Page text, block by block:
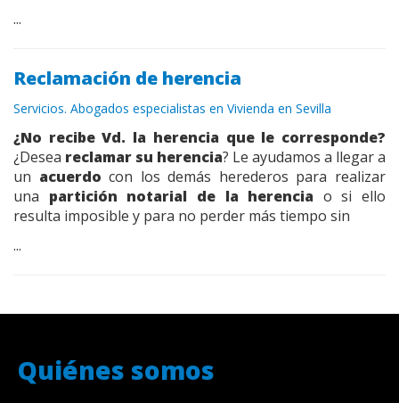
...
Reclamación de herencia
Servicios. Abogados especialistas en Vivienda en Sevilla
¿No recibe Vd. la herencia que le corresponde?
¿Desea reclamar su herencia? Le ayudamos a llegar a
un acuerdo con los demás herederos para realizar
una partición notarial de la herencia o si ello
resulta imposible y para no perder más tiempo sin
...
Quiénes somos